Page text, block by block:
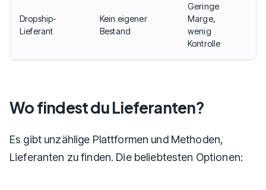
Dropship-
Lieferant
Kein eigener
Bestand
Geringe
Marge,
wenig
Kontrolle
Wo findest du Lieferanten?
Es gibt unzählige Plattformen und Methoden,
Lieferanten zu finden. Die beliebtesten Optionen: